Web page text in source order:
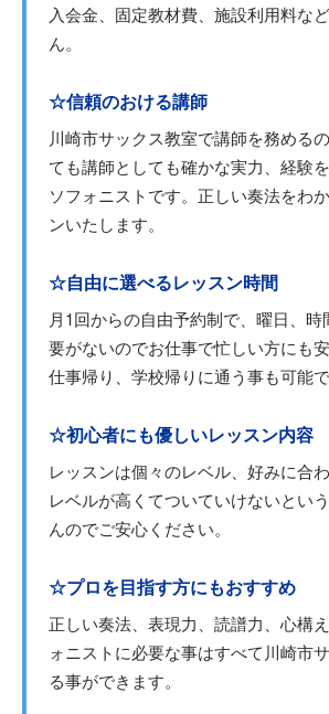
入会金、固定教材費、施設利用料な
ん。
☆信頼のおける講師
川崎市サックス教室で講師を務める
ても講師としても確かな実力、経験
ソフォニストです。正しい奏法をわ
ンいたします。
☆自由に選べるレッスン時間
月1回からの自由予約制で、曜日、
要がないのでお仕事で忙しい方にも安
仕事帰り、学校帰りに通う事も可能で
☆初心者にも優しいレッスン内容
レッスンは個々のレベル、好みに合わ
レベルが高くてついていけないとい
んのでご安心ください。
☆プロを目指す方にもおすすめ
正しい奏法、表現力、読譜力、心構
ォニストに必要な事はすべて川崎市
る事ができます。